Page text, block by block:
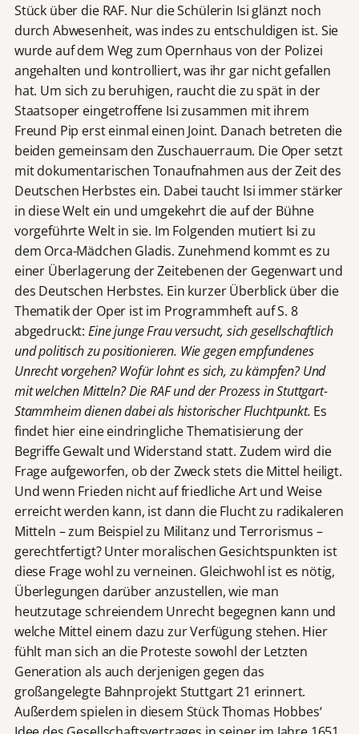
Stück über die RAF. Nur die Schülerin Isi glänzt noch
durch Abwesenheit, was indes zu entschuldigen ist. Sie
wurde auf dem Weg zum Opernhaus von der Polizei
angehalten und kontrolliert, was ihr gar nicht gefallen
hat. Um sich zu beruhigen, raucht die zu spät in der
Staatsoper eingetroffene Isi zusammen mit ihrem
Freund Pip erst einmal einen Joint. Danach betreten die
beiden gemeinsam den Zuschauerraum. Die Oper setzt
mit dokumentarischen Tonaufnahmen aus der Zeit des
Deutschen Herbstes ein. Dabei taucht Isi immer stärker
in diese Welt ein und umgekehrt die auf der Bühne
vorgeführte Welt in sie. Im Folgenden mutiert Isi zu
dem Orca-Mädchen Gladis. Zunehmend kommt es zu
einer Überlagerung der Zeitebenen der Gegenwart und
des Deutschen Herbstes. Ein kurzer Überblick über die
Thematik der Oper ist im Programmheft auf S. 8
abgedruckt: Eine junge Frauversucht, sich gesellschaftlich
und politisch zu positionieren. Wie gegen empfundenes
Unrecht vorgehen? Wofür lohnt es sich, zu kämpfen? Und
mit welchen Mitteln? Die RAF und der Prozess in Stuttgart-
Stammheim dienen dabei als historischer Fluchtpunkt. Es
findet hier eine eindringliche Thematisierung der
Begriffe Gewalt und Widerstand statt. Zudem wird die
Frage aufgeworfen, ob der Zweck stets die Mittel heiligt.
Und wenn Frieden nicht auf friedliche Art und Weise
erreicht werden kann, ist dann die Flucht zu radikaleren
Mitteln – zum Beispiel zu Militanz und Terrorismus –
gerechtfertigt? Unter moralischen Gesichtspunkten ist
diese Frage wohl zu verneinen. Gleichwohl ist es nötig,
Überlegungen darüber anzustellen, wie man
heutzutage schreiendem Unrecht begegnen kann und
welche Mittel einem dazu zur Verfügung stehen. Hier
fühlt man sich an die Proteste sowohl der Letzten
Generation als auch derjenigen gegen das
großangelegte Bahnprojekt Stuttgart 21 erinnert.
Außerdem spielen in diesem Stück Thomas Hobbes‘